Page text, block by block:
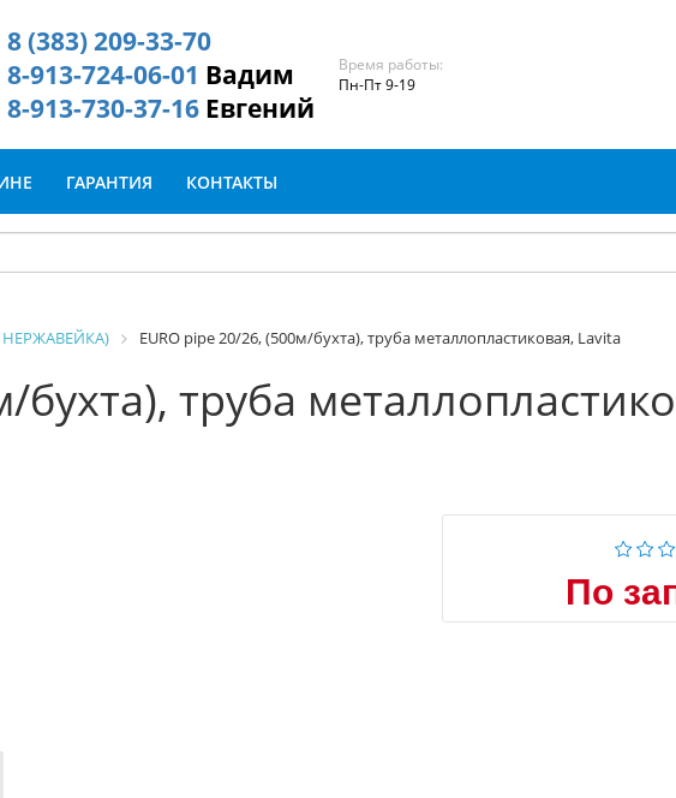
8 (383) 209-33-70
8-913-724-06-01 Вадим
8-913-730-37-16 Евгений
Время работы:
Пн-Пт 9-19
ГАРАНТИЯ КОНТАКТЫ
EURO pipe 20/26, (500м/бухта), труба металлопластиковая, Lavita
труба
По